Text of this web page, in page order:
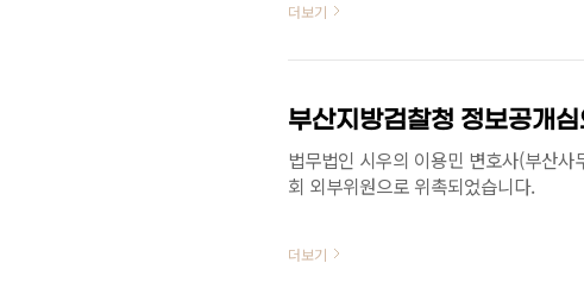
법률적 문제로 고민하고 계시다면 언제
바로가기
더보기
법무법인 시우의 이용민 변호사(부산
회 외부위원으로 위촉되었습니다.
더보기